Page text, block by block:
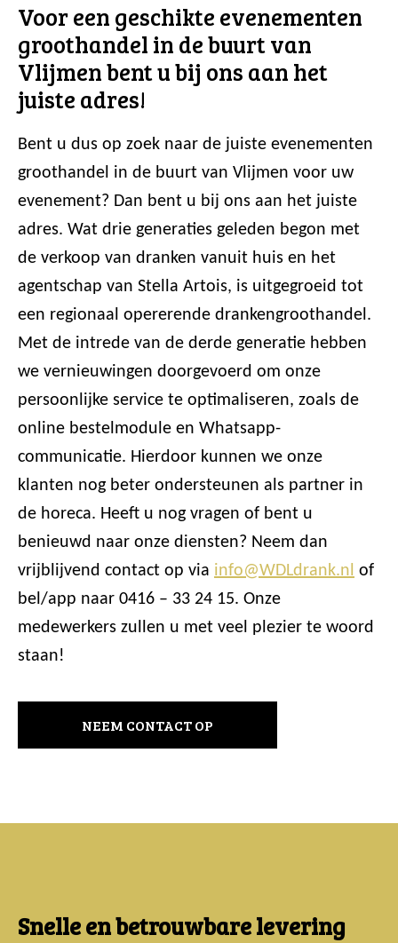
Voor een geschikte evenementen
groothandel in de buurt van
Vlijmen bent u bij ons aan het
juiste adres!
Bent u dus op zoek naar de juiste evenementen
groothandel in de buurt van Vlijmen voor uw
evenement? Dan bent u bij ons aan het juiste
adres. Wat drie generaties geleden begon met
de verkoop van dranken vanuit huis en het
agentschap van Stella Artois, is uitgegroeid tot
een regionaal opererende drankengroothandel.
Met de intrede van de derde generatie hebben
we vernieuwingen doorgevoerd om onze
persoonlijke service te optimaliseren, zoals de
online bestelmodule en Whatsapp-
communicatie. Hierdoor kunnen we onze
klanten nog beter ondersteunen als partner in
de horeca. Heeft u nog vragen of bent u
benieuwd naar onze diensten? Neem dan
vrijblijvend contact op via info@WDLdrank.nl of
bel/app naar 0416 – 33 24 15. Onze
medewerkers zullen u met veel plezier te woord
staan!
NEEM CONTACT OP
Snelle en betrouwbare levering